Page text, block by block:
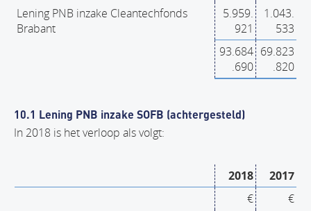
Lening PNB inzake Cleantechfonds
Brabant
5.959.
921
1.043.
533
93.684
.690
69.823
.820
10.1 Lening PNB inzake SOFB (achtergesteld)
In 2018 is het verloop als volgt:
2018
2017
€
€